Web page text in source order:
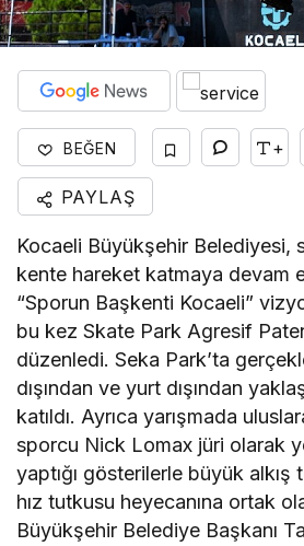
BEĞEN +
PAYLAŞ
Kocaeli Büyükşehir Belediyesi,
kente hareket katmaya devam
“Sporun Başkenti Kocaeli”
bu kez Skate Park Agresif Paten
düzenledi. Seka Park’ta
dışından ve yurt dışından
katıldı. Ayrıca yarışmada
sporcu Nick Lomax jüri olarak
yaptığı gösterilerle büyük alkış
hız tutkusu heyecanına ortak
Büyükşehir Belediye Başkanı